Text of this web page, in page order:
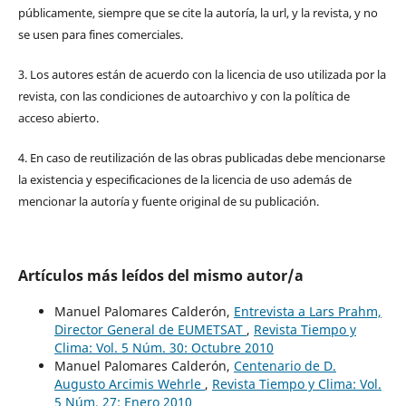
públicamente, siempre que se cite la autoría, la url, y la revista, y no
se usen para fines comerciales.
3. Los autores están de acuerdo con la licencia de uso utilizada por la
revista, con las condiciones de autoarchivo y con la política de
acceso abierto.
4. En caso de reutilización de las obras publicadas debe mencionarse
la existencia y especificaciones de la licencia de uso además de
mencionar la autoría y fuente original de su publicación.
Artículos más leídos del mismo autor/a
Manuel Palomares Calderón, Entrevista a Lars Prahm,
Director General de EUMETSAT , Revista Tiempo y
Clima: Vol. 5 Núm. 30: Octubre 2010
Manuel Palomares Calderón, Centenario de D.
Augusto Arcimis Wehrle , Revista Tiempo y Clima: Vol.
5 Núm. 27: Enero 2010